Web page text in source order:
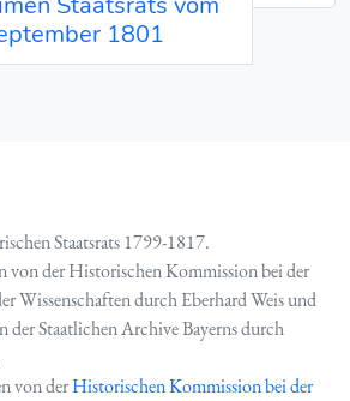
1801
Staatsrats 1799-1817.
von der Historischen Kommission bei der
Wissenschaften durch Eberhard Weis und
der Staatlichen Archive Bayerns durch
von derHistorischen Kommission bei der